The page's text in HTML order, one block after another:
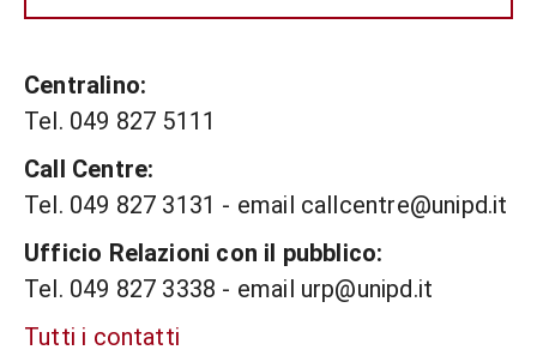
Centralino:
Tel. 049 827 5111
Call Centre:
Tel. 049 827 3131 - email callcentre@unipd.it
Ufficio Relazioni con il pubblico:
Tel. 049 827 3338 - email urp@unipd.it
Tutti i contatti